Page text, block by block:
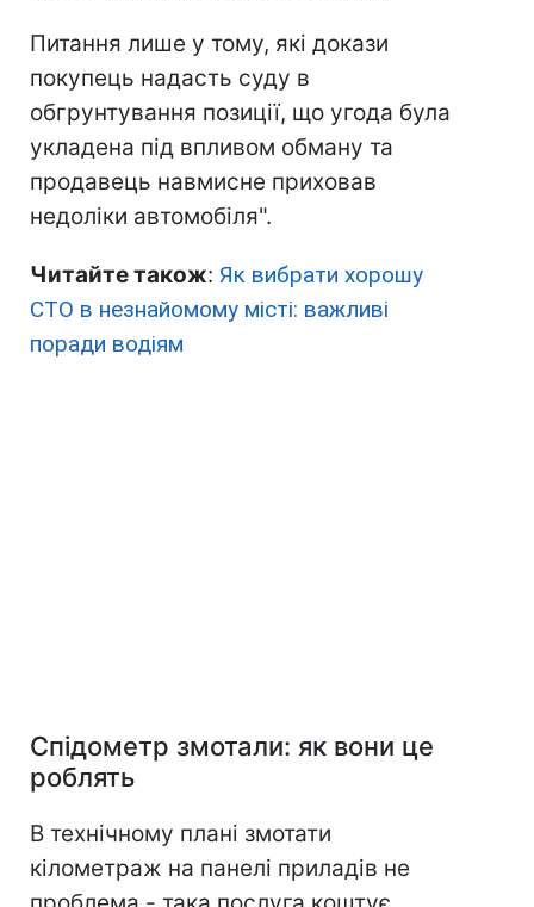
Питання лише у тому, які докази
покупець надасть суду в
обгрунтування позиції, що угода була
укладена під впливом обману та
продавець навмисне приховав
недоліки автомобіля".
Читайте також: Як вибрати хорошу
СТО в незнайомому місті: важливі
поради водіям
Спідометр змотали: як вони це
роблять
В технічному плані змотати
кілометраж на панелі приладів не